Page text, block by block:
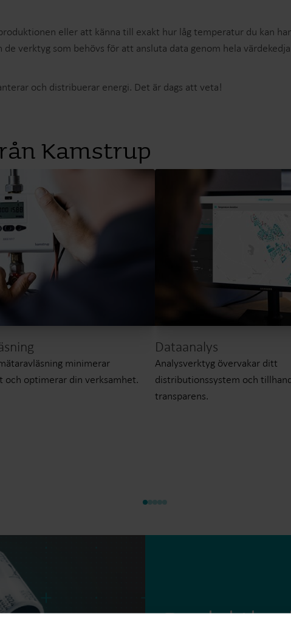
eller att känna till exakt hur låg temperatur du kan
verktyg som behövs för att ansluta data genom hela
och distribuerar energi. Det är dags att veta!
Kamstrup
minimerar
och optimerar din verksamhet.
Dataanalys
Analysverktyg övervakar ditt
distributionssystem och
transparens.